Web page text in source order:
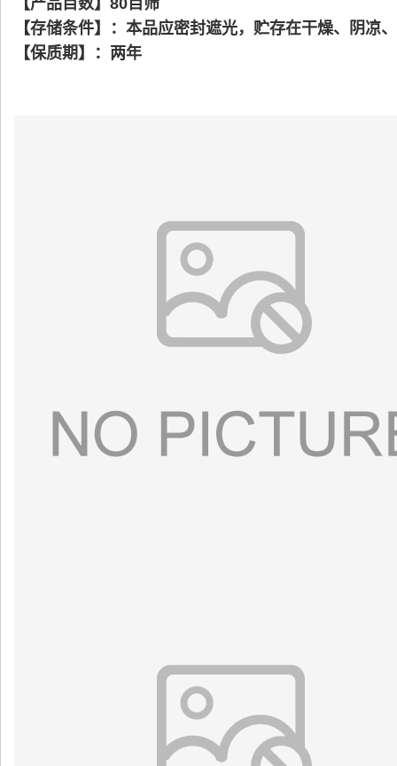
【产品目数】80目筛
【存储条件】：本品应密封遮光，贮存在干燥、阴凉
【保质期】：两年